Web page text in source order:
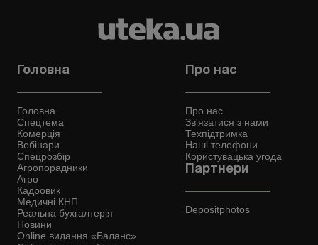
Головна
Головна
Спецтема
Комерція
Вебінари
Спецрозбір
Агропорадники
Агро
Кадровик
Медичні КНП
Реальна бухгалтерія
Новини
Online видання «Баланс»
Про нас
Про нас
Зв'язатися з нами
Техпідтримка
Наші телефони
Користувацька угода
Партнери
Depositphotos